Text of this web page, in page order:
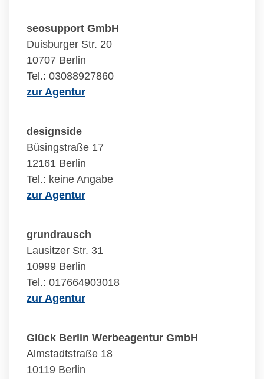
seosupport GmbH
Duisburger Str. 20
10707 Berlin
Tel.: 03088927860
zur Agentur
designside
Büsingstraße 17
12161 Berlin
Tel.: keine Angabe
zur Agentur
grundrausch
Lausitzer Str. 31
10999 Berlin
Tel.: 017664903018
zur Agentur
Glück Berlin Werbeagentur GmbH
Almstadtstraße 18
10119 Berlin